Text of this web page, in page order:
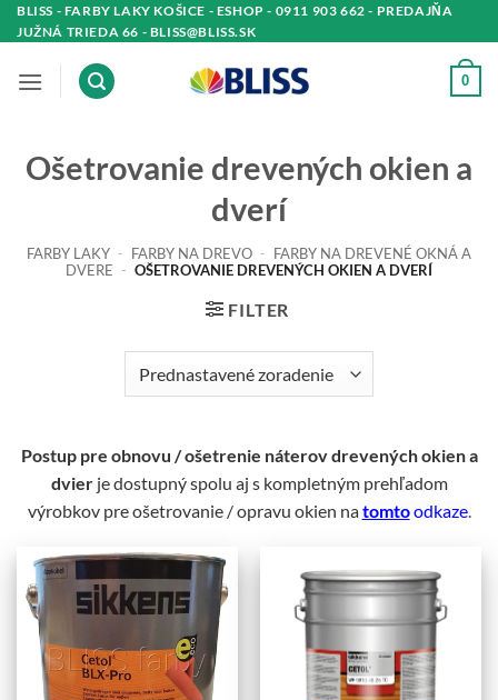
Skip
to
BLISS - FARBY LAKY KOŠICE - ESHOP - 0911 903 662 - PREDAJŇA
JUŽNÁ TRIEDA 66 - BLISS@BLISS.SK
0
Ošetrovanie drevených okien a
dverí
FARBY LAKY - FARBY NA DREVO - FARBY NA DREVENÉ OKNÁ A
DVERE - OŠETROVANIE DREVENÝCH OKIEN A DVERÍ
FILTER
Postup pre obnovu / ošetrenie náterov drevených okien a
dvier je dostupný spolu aj s kompletným prehľadom
výrobkov pre ošetrovanie / opravu okien natomtoodkaze.